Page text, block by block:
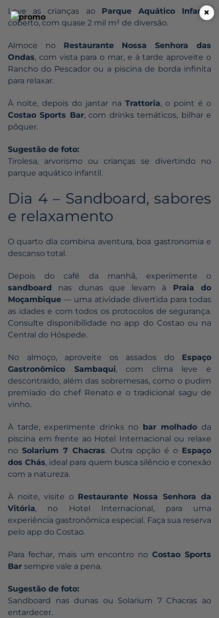
Leve as crianças ao Parque Aquático Infantil
coberto, com quase 2 mil m² de diversão.
Almoce no Restaurante Nossa Senhora das
Ondas, com vista para o mar, e à tarde aproveite o
Rancho do Pescador ou a piscina de borda infinita
para relaxar.
À noite, depois do jantar na Trattoria, o point é o
Costao Sports Bar, com drinks temáticos, bilhar e
pôquer.
Sugestão de foto:
Tirolesa, arvorismo ou crianças se divertindo no
parque aquático infantil.
Dia 4 – Sandboard, sabores
e relaxamento
O quarto dia combina aventura, boa gastronomia e
descanso total.
Depois do café da manhã, experimente o
sandboard
nas dunas que levam à Praia do
Moçambique — uma atividade divertida para todas
as idades e com todos os protocolos de segurança.
Consulte disponibilidade no app do Costao ou na
Central do Hóspede.
No almoço, aproveite os assados do Espaço
Gastronômico Sambaqui, com clima leve e
descontraído, além das sobremesas, como o pudim
premiado do chef Renato e o tradicional sagu de
vinho.
À tarde, experimente drinks no bar molhado da
piscina em frente ao Hotel Internacional ou relaxe
no Solarium 7 Chacras. Outra opção é o Espaço
dos Chás, ideal para quem busca silêncio e conexão
com a natureza.
À noite, visite o Restaurante Nossa Senhora da
Vitória, no Hotel Internacional, para uma
experiência gastronômica especial. Faça sua reserva
pelo app do Costao.
Para fechar, mais um encontro noCostao Sports
Bar sempre vale a pena.
Sugestão de foto:
Sandboard nas dunas ou Solarium 7 Chacras ao
entardecer.
×